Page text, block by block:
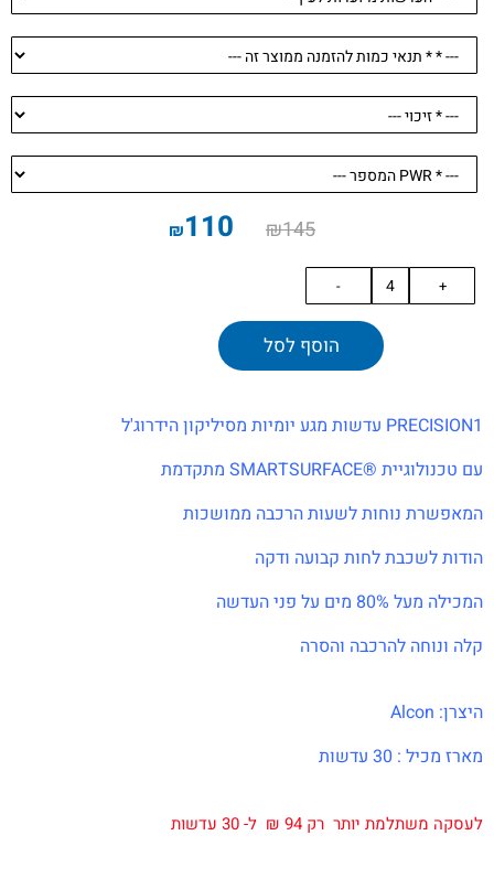
₪145
₪110
הוסף לסל
PRECISION1 עדשות מגע יומיות מסיליקון הידרוג'ל
עם טכנולוגיית ®SMARTSURFACE מתקדמת
המאפשרת נוחות לשעות הרכבה ממושכות
הודות לשכבת לחות קבועה ודקה
המכילה מעל 80% מים על פני העדשה
קלה ונוחה להרכבה והסרה
היצרן: Alcon
מארז מכיל : 30 עדשות
לעסקה משתלמת יותר רק 94 ₪ ל- 30 עדשות